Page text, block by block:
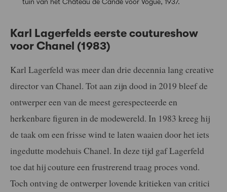
Karl Lagerfelds eerste coutureshow
voor Chanel (1983)
Karl Lagerfeld was meer dan drie decennia lang creative
director van Chanel. Tot aan zijn dood in 2019 bleef de
ontwerper een van de meest gerespecteerde en
herkenbare figuren in de modewereld. In 1983 kreeg hij
de taak om een frisse wind te laten waaien door het iets
ingedutte modehuis Chanel. In deze tijd gaf Lagerfeld
toe dat hij couture een frustrerend traag proces vond.
Toch ontving de ontwerper lovende kritieken van critici